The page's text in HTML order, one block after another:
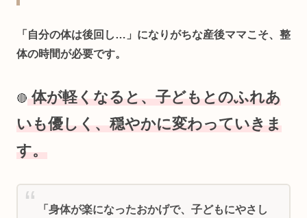
「自分の体は後回し…」になりがちな産後ママこそ、整
体の時間が必要です。
🔴 体が軽くなると、子どもとのふれあ
いも優しく、穏やかに変わっていきま
す。
「身体が楽になったおかげで、子どもにやさし